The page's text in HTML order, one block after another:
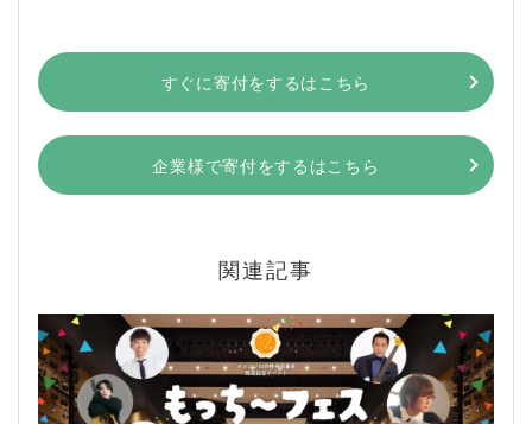
すぐに寄付をするはこちら
企業様で寄付をするはこちら
関連記事